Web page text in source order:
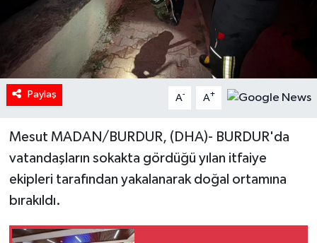
Paylaş A- A+
Mesut MADAN/BURDUR, (DHA)- BURDUR'da
vatandaşların sokakta gördüğü yılan itfaiye
ekipleri tarafından yakalanarak doğal ortamına
bırakıldı.